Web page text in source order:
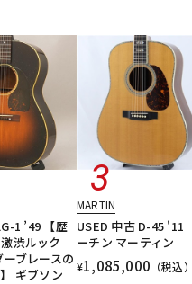
1 ’49 【歴
渋ルック
ブレースの
ギブソン
MARTIN
USED 中古 D-45
ーチン マーティン
¥1,085,000 （税込